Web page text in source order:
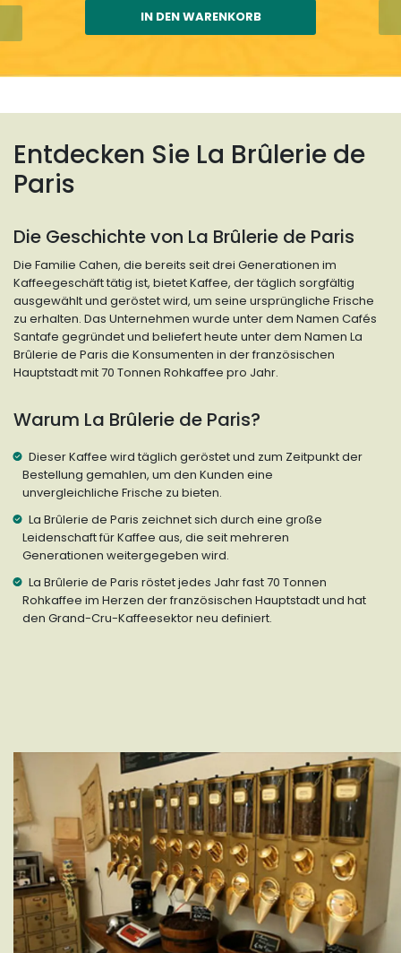
IN DEN WARENKORB
Entdecken Sie La Brûlerie de
Paris
Die Geschichte von La Brûlerie de Paris
Die Familie Cahen, die bereits seit drei Generationen im
Kaffeegeschäft tätig ist, bietet Kaffee, der täglich sorgfältig
ausgewählt und geröstet wird, um seine ursprüngliche Frische
zu erhalten. Das Unternehmen wurde unter dem Namen Cafés
Santafe gegründet und beliefert heute unter dem Namen La
Brûlerie de Paris die Konsumenten in der französischen
Hauptstadt mit 70 Tonnen Rohkaffee pro Jahr.
Warum La Brûlerie de Paris?
Dieser Kaffee wird täglich geröstet und zum Zeitpunkt der
Bestellung gemahlen, um den Kunden eine
unvergleichliche Frische zu bieten.
La Brûlerie de Paris zeichnet sich durch eine große
Leidenschaft für Kaffee aus, die seit mehreren
Generationen weitergegeben wird.
La Brûlerie de Paris röstet jedes Jahr fast 70 Tonnen
Rohkaffee im Herzen der französischen Hauptstadt und hat
den Grand-Cru-Kaffeesektor neu definiert.